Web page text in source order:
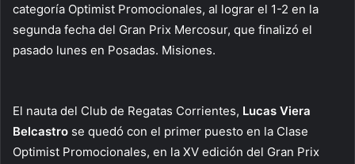
categoría Optimist Promocionales, al lograr el 1-2 en la
segunda fecha del Gran Prix Mercosur, que finalizó el
pasado lunes en Posadas. Misiones.
El nauta del Club de Regatas Corrientes, Lucas Viera
Belcastro se quedó con el primer puesto en la Clase
Optimist Promocionales, en la XV edición del Gran Prix